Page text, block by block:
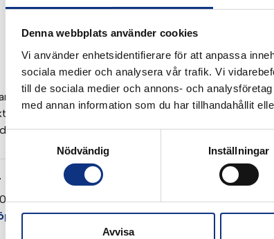
Denna webbplats använder cookies
Vi använder enhetsidentifierare för att anpassa
sociala medier och analysera vår trafik. Vi
till de sociala medier och annons- och
med annan information som du har tillhandahållit
Samtyckesval
Nödvändig
Inställningar
Avvisa
elektromekanik och pneumatik för
Teknisk Center (EMTC) för Parker Hannifin och
Mer om Stabe
dagar. Fraktkostnad tillkommer. Alla priser visas i
.